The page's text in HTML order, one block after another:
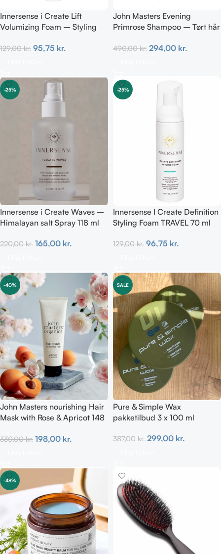
Innersense i Create Lift
Volumizing Foam – Styling
129,00kr. 95,75 kr.
John Masters Evening
Primrose Shampoo – Tørt hår
490,00kr. 294,00 kr.
-25%
Innersense i Create Waves –
Himalayan salt Spray 118 ml
220,00kr. 165,00 kr.
-25%
Innersense I Create Definition
Styling Foam TRAVEL 70 ml
129,00kr. 96,75 kr.
-40%
John Masters nourishing Hair
Mask with Rose & Apricot 148
330,00kr. 198,00 kr.
SALE
Pure & Simple Wax
pakketilbud 3 x 100 ml
387,00kr. 299,00 kr.
-48%